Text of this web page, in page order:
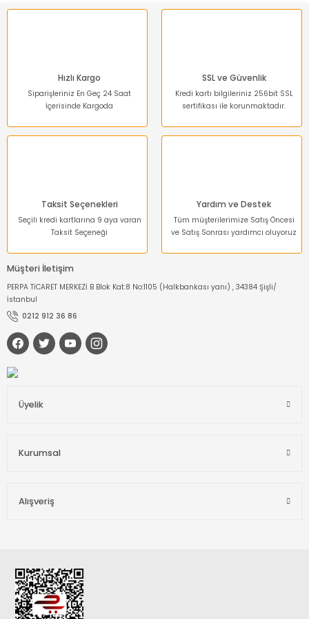
Ürün bilgilerinde hatalar bulunuyor.
Hızlı Kargo
Siparişleriniz En Geç 24 Saat
İçerisinde Kargoda
SSL ve Güvenlik
Kredi kartı bilgileriniz 256bit SSL
sertifikası ile korunmaktadır.
Taksit Seçenekleri
Seçili kredi kartlarına 9 aya varan
Taksit Seçeneği
Yardım ve Destek
Tüm müşterilerimize Satış Öncesi
ve Satış Sonrası yardımcı oluyoruz
Müşteri İletişim
PERPA TİCARET MERKEZİ B Blok Kat:8 No:1105 (Halkbankası yanı) , 34384 Şişli/
İstanbul
0212 912 36 86
Üyelik
Kurumsal
Alışveriş